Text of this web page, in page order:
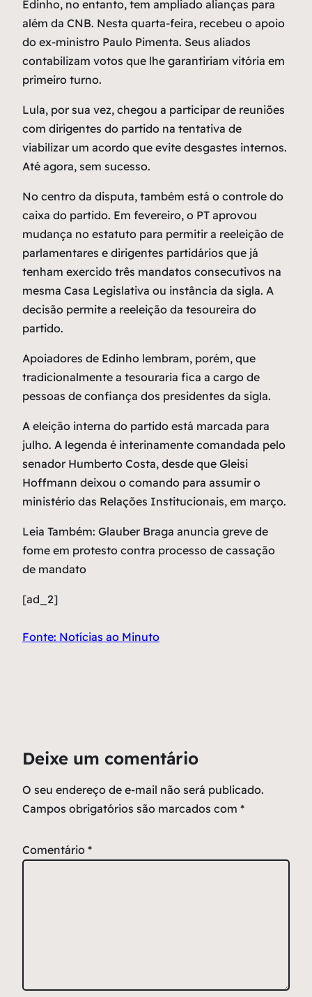
Edinho, no entanto, tem ampliado alianças para
além da CNB. Nesta quarta-feira, recebeu o apoio
do ex-ministro Paulo Pimenta. Seus aliados
contabilizam votos que lhe garantiriam vitória em
primeiro turno.
Lula, por sua vez, chegou a participar de reuniões
com dirigentes do partido na tentativa de
viabilizar um acordo que evite desgastes internos.
Até agora, sem sucesso.
No centro da disputa, também está o controle do
caixa do partido. Em fevereiro, o PT aprovou
mudança no estatuto para permitir a reeleição de
parlamentares e dirigentes partidários que já
tenham exercido três mandatos consecutivos na
mesma Casa Legislativa ou instância da sigla. A
decisão permite a reeleição da tesoureira do
partido.
Apoiadores de Edinho lembram, porém, que
tradicionalmente a tesouraria fica a cargo de
pessoas de confiança dos presidentes da sigla.
A eleição interna do partido está marcada para
julho. A legenda é interinamente comandada pelo
senador Humberto Costa, desde que Gleisi
Hoffmann deixou o comando para assumir o
ministério das Relações Institucionais, em março.
Leia Também: Glauber Braga anuncia greve de
fome em protesto contra processo de cassação
de mandato
[ad_2]
Fonte: Notícias ao Minuto
Deixe um comentário
O seu endereço de e-mail não será publicado.
Campos obrigatórios são marcados com *
Comentário *